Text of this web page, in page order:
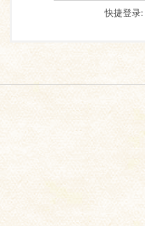
快捷登录: